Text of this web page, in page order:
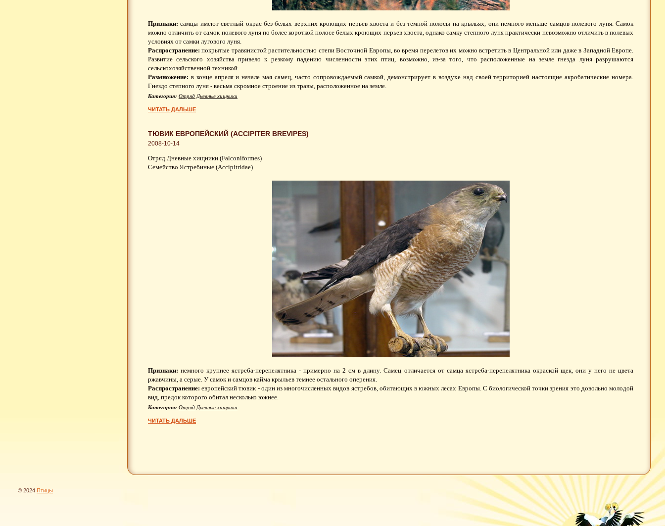
Признаки:самцы имеют светлый окрас без белых верхних кроющих перьев хвоста и без темной полосы на крыльях, они немного меньше самцов полевого луня. Самок
можно отличить от самок полевого луня по более короткой полосе белых кроющих перьев хвоста, однако самку степного луня практически невозможно отличить в полевых
условиях от самки лугового луня.
Распространение: покрытые травянистой растительностью степи Восточной Европы, во время перелетов их можно встретить в Центральной или даже в Западной Европе.
Развитие сельского хозяйства привело к резкому падению численности этих птиц, возможно, из-за того, что расположенные на земле гнезда луня разрушаются
сельскохозяйственной техникой.
Размножение: в конце апреля и начале мая самец, часто сопровождаемый самкой, демонстрирует в воздухе над своей территорией настоящие акробатические номера.
Гнездо степного луня - весьма скромное строение из травы, расположенное на земле.
Категория: Отряд Дневные хищники
ЧИТАТЬ ДАЛЬШЕ
ТЮВИК ЕВРОПЕЙСКИЙ (ACCIPITER BREVIPES)
2008-10-14
Отряд Дневные хищники (Falconiformes)
Семейство Ястребиные (Accipitridae)
Признаки: немного крупнее ястреба-перепелятника - примерно на 2 см в длину. Самец отличается от самца ястреба-перепелятника окраской щек, они у него не цвета
ржавчины, а серые. У самок и самцов кайма крыльев темнее остального оперения.
Распространение: европейский тювик - один из многочисленных видов ястребов, обитающих в южных лесах Европы. С биологической точки зрения это довольно молодой
вид, предок которого обитал несколько южнее.
Категория: Отряд Дневные хищники
ЧИТАТЬ ДАЛЬШЕ
© 2024 Птицы